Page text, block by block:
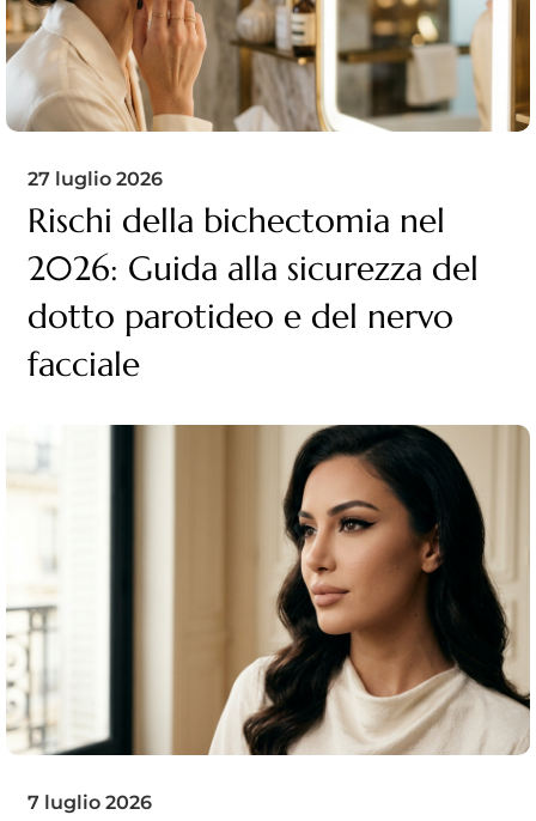
27 luglio 2026
Rischi della bichectomia nel
2026: Guida alla sicurezza del
dotto parotideo e del nervo
facciale
7 luglio 2026